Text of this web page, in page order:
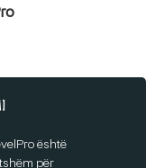
është
për